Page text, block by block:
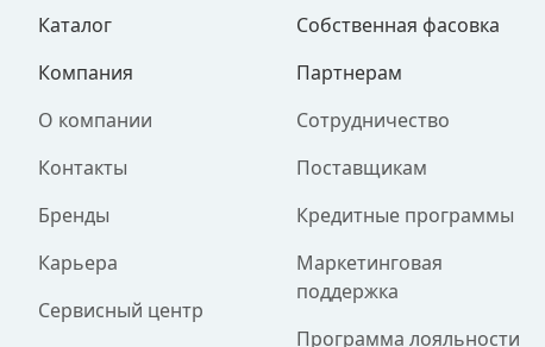
Каталог
Компания
О компании
Контакты
Бренды
Карьера
Сервисный центр
Собственная фасовка
Партнерам
Сотрудничество
Поставщикам
Кредитные программы
Маркетинговая
поддержка
Программа лояльности